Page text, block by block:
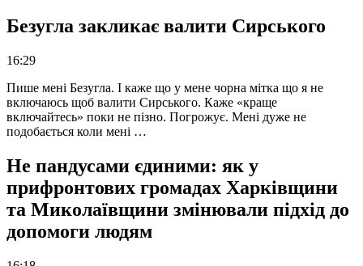
Безугла закликає валити Сирського
16:29
Пише мені Безугла. І каже що у мене чорна мітка що я не
включаюсь щоб валити Сирського. Каже «краще
включайтесь» поки не пізно. Погрожує. Мені дуже не
подобається коли мені …
Не пандусами єдиними: як у
прифронтових громадах Харківщини
та Миколаївщини змінювали підхід до
допомоги людям